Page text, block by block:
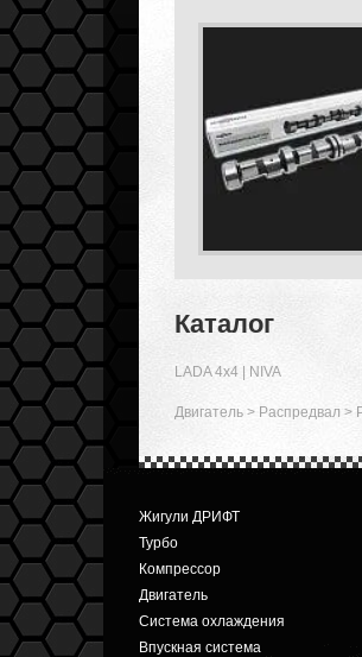
Каталог
LADA 4x4 | NIVA
Двигатель > Распредвал >
Жигули ДРИФТ
Турбо
Компрессор
Двигатель
Система охлаждения
Впускная система